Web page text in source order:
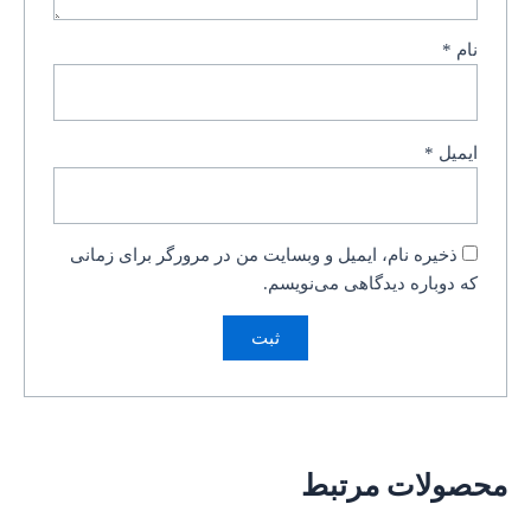
نام *
ایمیل *
ذخیره نام، ایمیل و وبسایت من در مرورگر برای زمانی
که دوباره دیدگاهی می‌نویسم.
محصولات مرتبط